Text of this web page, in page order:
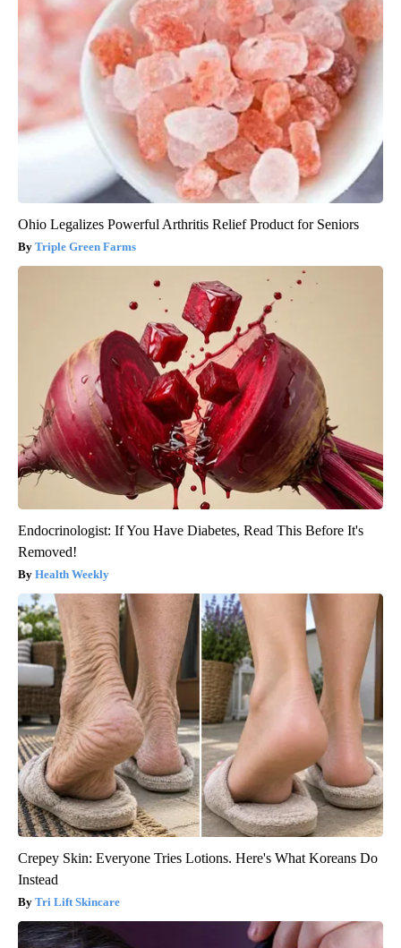
Ohio Legalizes Powerful Arthritis Relief Product for Seniors
Triple Green Farms
Endocrinologist: If You Have Diabetes, Read This Before It's
Removed!
Health Weekly
Crepey Skin: Everyone Tries Lotions. Here's What Koreans Do
Instead
Tri Lift Skincare